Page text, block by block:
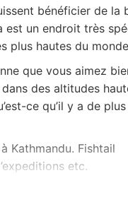
bénéficier de la
est un endroit très
plus hautes du
que vous aimez
des altitudes
ce qu’il y a de
Kathmandu. Fishtail
etc.